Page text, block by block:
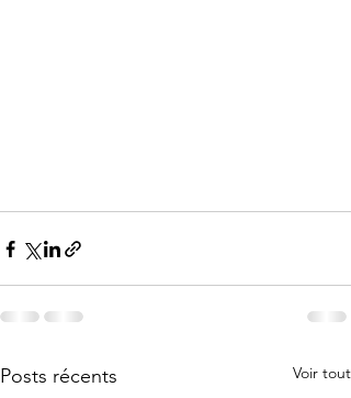
Posts récents Voir tout